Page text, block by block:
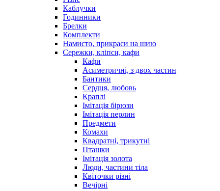
Каблучки
Годинники
Брелки
Комплекти
Намисто, прикраси на шию
Сережки, кліпси, кафи
Кафи
Асиметричні, з двох частин
Бантики
Сердця, любовь
Краплі
Імітація бірюзи
Імітація перлин
Предмети
Комахи
Квадратні, трикутні
Пташки
Імітація золота
Люди, частини тіла
Квіточки різні
Вечірні